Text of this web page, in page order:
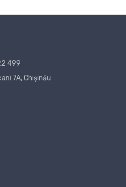
499
7A, Chișinău